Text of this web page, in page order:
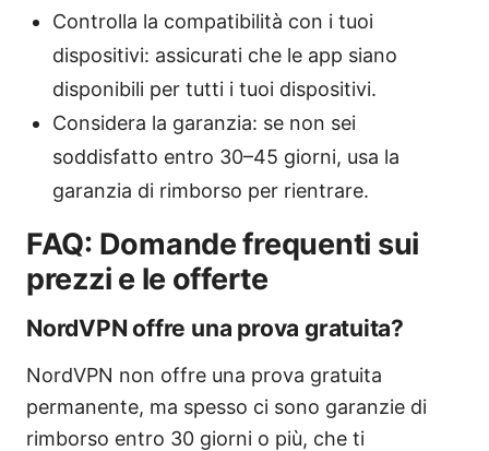
Controlla la compatibilità con i tuoi
dispositivi: assicurati che le app siano
disponibili per tutti i tuoi dispositivi.
Considera la garanzia: se non sei
soddisfatto entro 30–45 giorni, usa la
garanzia di rimborso per rientrare.
FAQ: Domande frequenti sui
prezzi e le offerte
NordVPN offre una prova gratuita?
NordVPN non offre una prova gratuita
permanente, ma spesso ci sono garanzie di
rimborso entro 30 giorni o più, che ti